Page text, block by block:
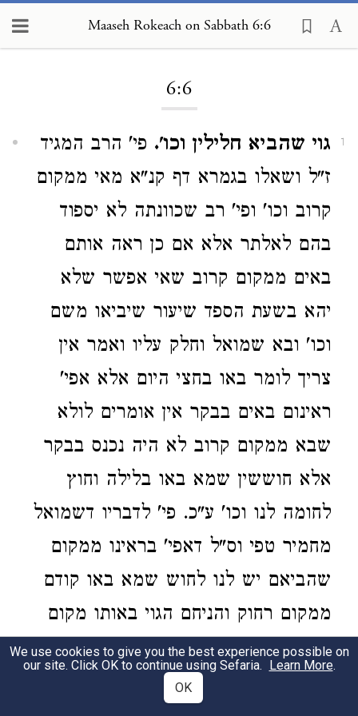
Maaseh Rokeach on Sabbath 6:6
6:6
1 גוי שהביא חלילין וכו'. פי' הרב המגיד
ז"ל ושאלו בגמרא דף קנ"א מאי ממקום
קרוב וכו' ופי' רב שכוונתה לא יספוד
בהם לאלתר אלא אם כן ראה אותם
באים ממקום קרוב שאי אפשר שלא
יהא בשעת הספד שיעור שיביאו משם
וכו' ובא שמואל וחלק עליו ואמר אין
צריך לומר באו בחצי היום אלא אפי'
ראינום באים בבקר אין אומרים לולא
שבא ממקום קרוב לא היה נכנס בבקר
אלא חוששין שמא באו בלילה וחוץ
לחומה לנו וכו' ע"כ. פי' לדבריו דשמואל
מחמיר טפי וס"ל דאפי' בראינו ממקום
שהביאם יש לנו לחוש שמא באו קודם
ממקום רחוק והניחם הגוי באותו מקום
קרוב לעיר ושוב הכניסם וממקום קרוב
דקאמר היינו חוץ לתחום כן נראה
We use cookies to give you the best experience possible on
our site. Click OK to continue using Sefaria. Learn More.
OK